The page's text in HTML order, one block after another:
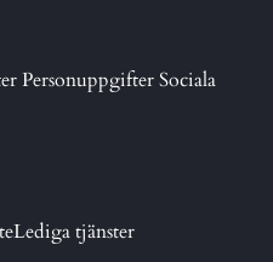
PersonuppgifterSociala
Lediga tjänster